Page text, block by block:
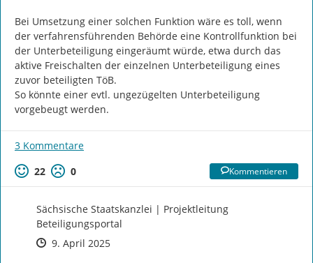
Bei Umsetzung einer solchen Funktion wäre es toll, wenn
der verfahrensführenden Behörde eine Kontrollfunktion bei
der Unterbeteiligung eingeräumt würde, etwa durch das
aktive Freischalten der einzelnen Unterbeteiligung eines
zuvor beteiligten TöB.
So könnte einer evtl. ungezügelten Unterbeteiligung
vorgebeugt werden.
3 Kommentare
22
0 Kommentieren
Sächsische Staatskanzlei | Projektleitung
Beteiligungsportal
Zeitpunkt des Erstellens
Zeitpunkt des Erstellens
9. April 2025Zur Äußerung